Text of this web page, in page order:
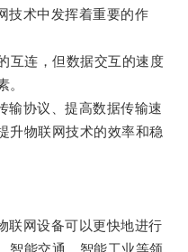
术中发挥着重要的作
连，但数据交互的速度
。
协议、提高数据传输速
升物联网技术的效率和稳
网设备可以更快地进行